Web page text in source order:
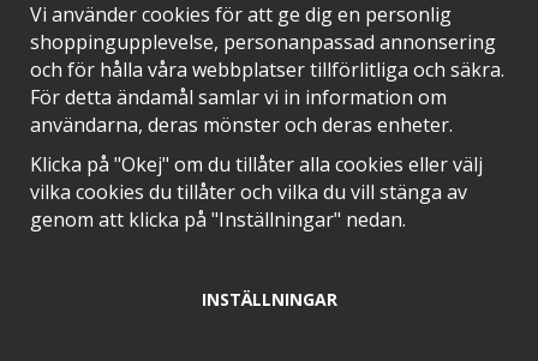
SNABB LEVERANS MED
EN DEL AV
Vi använder cookies för att ge dig en personlig
shoppingupplevelse, personanpassad annonsering
och för hålla våra webbplatser tillförlitliga och säkra.
För detta ändamål samlar vi in information om
användarna, deras mönster och deras enheter.
Klicka på "Okej" om du tillåter alla cookies eller välj
vilka cookies du tillåter och vilka du vill stänga av
genom att klicka på "Inställningar" nedan.
INSTÄLLNINGAR